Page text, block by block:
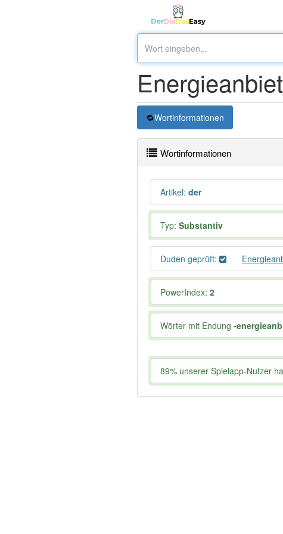
Wortinformationen
Wortinformationen
Artikel: der
Typ: Substantiv
Duden geprüft:
PowerIndex: 2
Wörter mit Endung -
89% unserer Spielapp-Nutzer